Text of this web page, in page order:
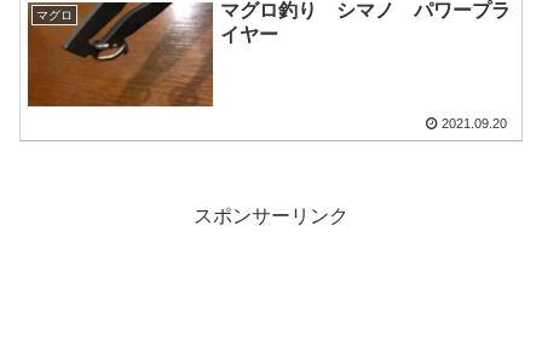
マグロ
マグロ釣り シマノ パワープラ
イヤー
2021.09.20
スポンサーリンク